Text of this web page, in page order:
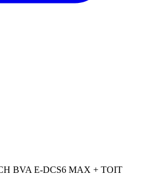
BVA E-DCS6 MAX + TOIT